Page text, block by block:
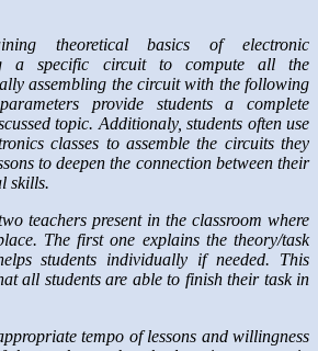
theoretical basics of electronic
a specific circuit to compute all the
assembling the circuit with the following
provide students a complete
topic. Additionaly, students often use
classes to assemble the circuits they
to deepen the connection between their
skills.
teachers present in the classroom where
The first one explains the theory/task
students individually if needed. This
all students are able to finish their task in
tempo of lessons and willingness